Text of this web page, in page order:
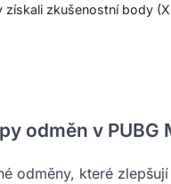
získali zkušenostní body
odměn v PUBG
odměny, které